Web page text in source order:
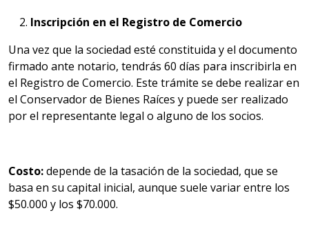
Inscripción en el Registro de Comercio
Una vez que la sociedad esté constituida y el documento
firmado ante notario, tendrás 60 días para inscribirla en
el Registro de Comercio. Este trámite se debe realizar en
el Conservador de Bienes Raíces y puede ser realizado
por el representante legal o alguno de los socios.
Costo:depende de la tasación de la sociedad, que se
basa en su capital inicial, aunque suele variar entre los
$50.000 y los $70.000.